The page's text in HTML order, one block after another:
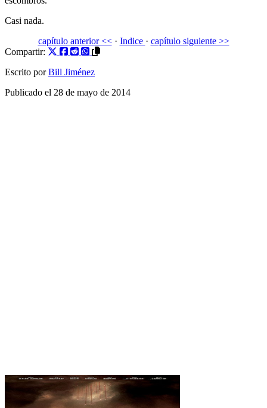
Casi nada.
capítulo anterior <<· Indice · capítulo siguiente >>
Compartir:
Escrito por Bill Jiménez
Publicado el 28 de mayo de 2014